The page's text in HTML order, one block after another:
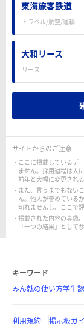
東海旅客鉄道
トラベル/航空/運輸
大和リース
リース
サイトからのご注意
ここに掲載しているデ
ません。採用過程は人
前年と大幅に変更され
また、言うまでもない
ん。他人が誉めている
切れませんし、ここで
掲載された内容の真偽
「一つの結果」として
キーワード
みん就の使い方学生
利用規約 掲示板ガ